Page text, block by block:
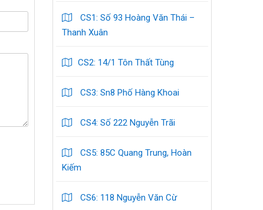
CS1: Số 93 Hoàng Văn Thái –
Thanh Xuân
CS2: 14/1 Tôn Thất Tùng
CS3: Sn8 Phố Hàng Khoai
CS4: Số 222 Nguyễn Trãi
CS5: 85C Quang Trung, Hoàn
Kiếm
CS6: 118 Nguyễn Văn Cừ